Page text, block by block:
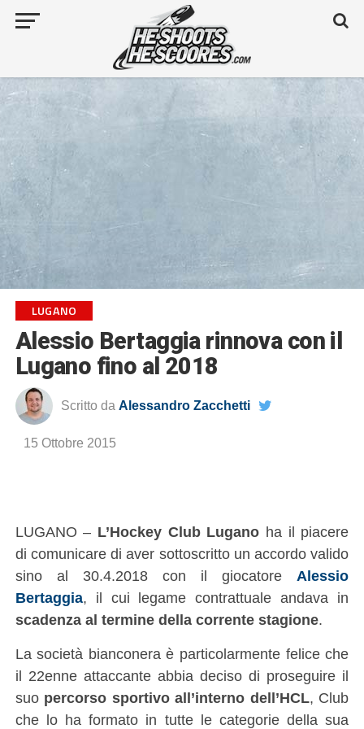
LUGANO
Alessio Bertaggia rinnova con il
Lugano fino al 2018
Scritto da Alessandro Zacchetti
15 Ottobre 2015
LUGANO – L’Hockey Club Lugano ha il piacere
di comunicare di aver sottoscritto un accordo valido
sino al 30.4.2018 con il giocatore Alessio
Bertaggia, il cui legame contrattuale andava in
scadenza al termine della corrente stagione.
La società bianconera è particolarmente felice che
il 22enne attaccante abbia deciso di proseguire il
suo percorso sportivo all’interno dell’HCL, Club
che lo ha formato in tutte le categorie della sua